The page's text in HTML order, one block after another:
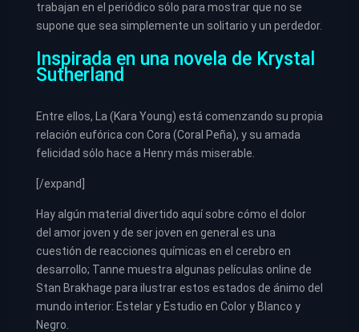
trabajan en el periódico sólo para mostrar que no se
supone que sea simplemente un solitario y un perdedor.
Inspirada en una novela de Krystal
Sutherland
Entre ellos, La (Kara Young) está comenzando su propia
relación eufórica con Cora (Coral Peña), y su amada
felicidad sólo hace a Henry más miserable.
[/expand]
Hay algún material divertido aquí sobre cómo el dolor
del amor joven y de ser joven en general es una
cuestión de reacciones químicas en el cerebro en
desarrollo; Tanne muestra algunas películas online de
Stan Brakhage para ilustrar estos estados de ánimo del
mundo interior: Estelar y Estudio en Color y Blanco y
Negro.